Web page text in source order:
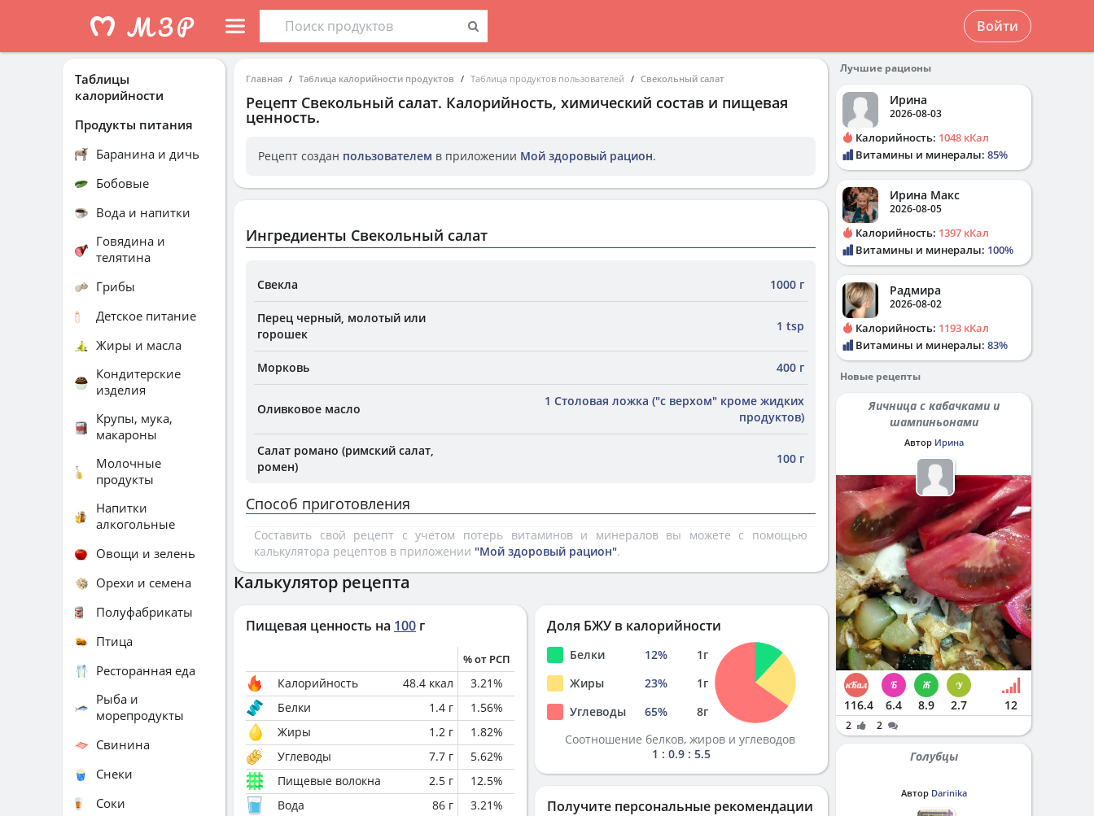
Войти
Главная Таблица калорийности продуктов Таблица продуктов пользователей Свекольный салат
Рецепт Свекольный салат. Калорийность, химический состав и пищевая
ценность.
Рецепт создан пользователем в приложении Мой здоровый рацион.
Ингредиенты Свекольный салат
Свекла 1000 г
Перец черный, молотый или
горошек
1 tsp
Морковь 400 г
Оливковое масло
1 Столовая ложка ("с верхом" кроме жидких
продуктов)
Салат романо (римский салат,
ромен)
100 г
Способ приготовления
Составить свой рецепт с учетом потерь витаминов и минералов вы можете с помощью
калькулятора рецептов в приложении "Мой здоровый рацион".
Калькулятор рецепта
Пищевая ценность на 100 г
% от РСП
Калорийность 48.4 ккал 3.21%
Белки
1.4 г 1.56%
Жиры
1.2 г 1.82%
Углеводы
7.7 г 5.62%
Пищевые волокна
2.5 г 12.5%
Вода
86 г 3.21%
Доля БЖУ в калорийности
Белки 12% 1г
Жиры
23% 1г
Углеводы
65% 8г
Соотношение белков, жиров и углеводов
1 : 0.9 : 5.5
Получите персональные рекомендации
Таблицы
калорийности
Продукты питания
Баранина и дичь
Бобовые
Вода и напитки
Говядина и
телятина
Грибы
Детское питание
Жиры и масла
Кондитерские
изделия
Крупы, мука,
макароны
Молочные
продукты
Напитки
алкогольные
Овощи и зелень
Орехи и семена
Полуфабрикаты
Птица
Ресторанная еда
Рыба и
морепродукты
Свинина
Снеки
Соки
Лучшие рационы
Ирина
2026-08-03
Калорийность: 1048 кКал
Витамины и минералы: 85%
Ирина Макс
2026-08-05
Калорийность: 1397 кКал
Витамины и минералы: 100%
Радмира
2026-08-02
Калорийность: 1193 кКал
Витамины и минералы: 83%
Новые рецепты
Яичница с кабачками и
шампиньонами
Автор Ирина
116.4 6.4 8.9 2.7 12
2 2
Голубцы
Автор Darinika